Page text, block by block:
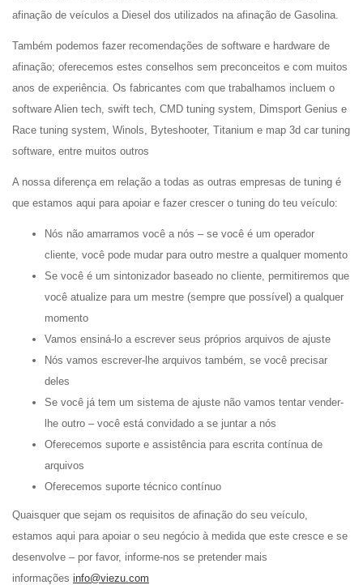
afinação de veículos a Diesel dos utilizados na afinação de Gasolina.
Também podemos fazer recomendações de software e hardware de
afinação; oferecemos estes conselhos sem preconceitos e com muitos
anos de experiência. Os fabricantes com que trabalhamos incluem o
software Alien tech, swift tech, CMD tuning system, Dimsport Genius e
Race tuning system, Winols, Byteshooter, Titanium e map 3d car tuning
software, entre muitos outros
A nossa diferença em relação a todas as outras empresas de tuning é
que estamos aqui para apoiar e fazer crescer o tuning do teu veículo:
Nós não amarramos você a nós – se você é um operador
cliente, você pode mudar para outro mestre a qualquer momento
Se você é um sintonizador baseado no cliente, permitiremos que
você atualize para um mestre (sempre que possível) a qualquer
momento
Vamos ensiná-lo a escrever seus próprios arquivos de ajuste
Nós vamos escrever-lhe arquivos também, se você precisar
deles
Se você já tem um sistema de ajuste não vamos tentar vender-
lhe outro – você está convidado a se juntar a nós
Oferecemos suporte e assistência para escrita contínua de
arquivos
Oferecemos suporte técnico contínuo
Quaisquer que sejam os requisitos de afinação do seu veículo,
estamos aqui para apoiar o seu negócio à medida que este cresce e se
desenvolve – por favor, informe-nos se pretender mais
informações info@viezu.com